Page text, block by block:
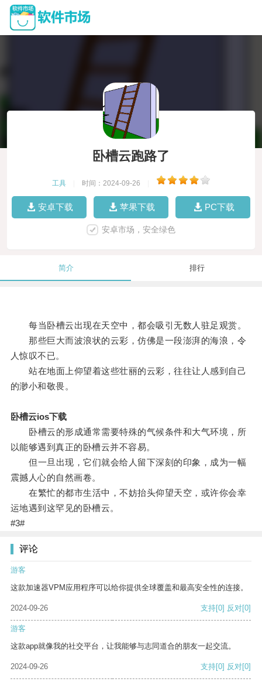
卧槽云跑路了
工具 时间：2024-09-26
安卓下载 苹果下载 PC下载
安卓市场，安全绿色
简介 排行
每当卧槽云出现在天空中，都会吸引无数人驻足观赏。
那些巨大而波浪状的云彩，仿佛是一段澎湃的海浪，令
人惊叹不已。
站在地面上仰望着这些壮丽的云彩，往往让人感到自己
的渺小和敬畏。
卧槽云ios下载
卧槽云的形成通常需要特殊的气候条件和大气环境，所
以能够遇到真正的卧槽云并不容易。
但一旦出现，它们就会给人留下深刻的印象，成为一幅
震撼人心的自然画卷。
在繁忙的都市生活中，不妨抬头仰望天空，或许你会幸
运地遇到这罕见的卧槽云。
#3#
评论
游客
这款加速器VPM应用程序可以给你提供全球覆盖和最高安全性的连接。
2024-09-26 支持[0] 反对[0]
游客
这款app就像我的社交平台，让我能够与志同道合的朋友一起交流。
2024-09-26 支持[0] 反对[0]